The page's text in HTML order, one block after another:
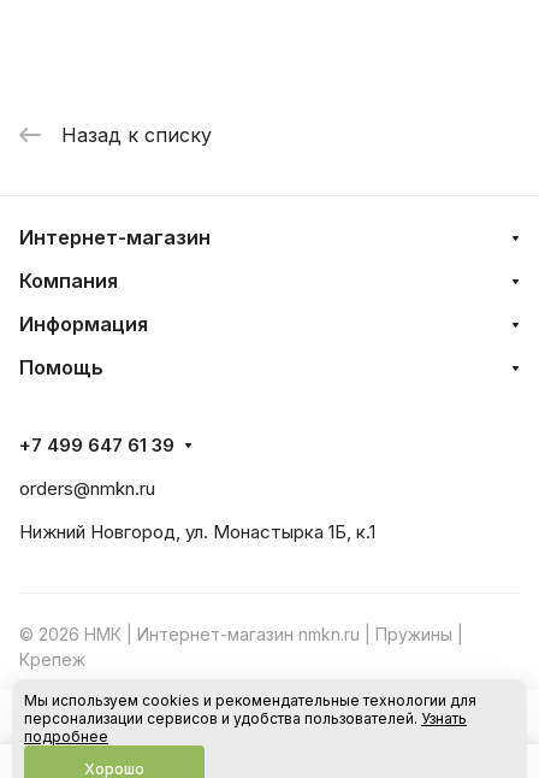
В корзину
Назад к списку
Интернет-магазин
Компания
Информация
Помощь
+7 499 647 61 39
orders@nmkn.ru
Нижний Новгород, ул. Монастырка 1Б, к.1
© 2026 НМК | Интернет-магазин nmkn.ru | Пружины |
Крепеж
Конфиденциальность Оферта
Мы используем cookies и рекомендательные технологии для
персонализации сервисов и удобства пользователей. Узнать
подробнее
Хорошо